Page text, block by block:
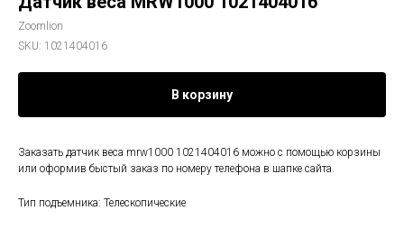
Zoomlion
SKU: 1021404016
В корзину
Заказать датчик веса mrw1000 1021404016 можно с помощью корзины
или оформив быстый заказ по номеру телефона в шапке сайта.
Тип подъемника: Телескопические